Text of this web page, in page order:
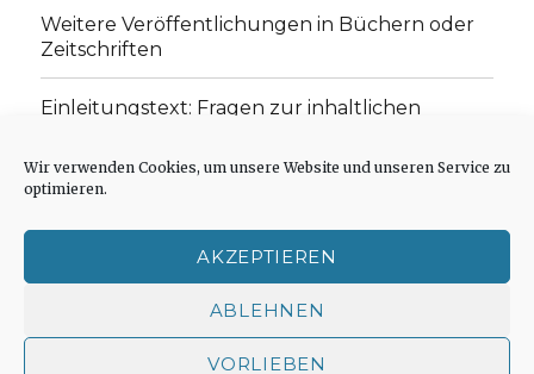
Wir verwenden Cookies, um unsere Website und unseren Service zu
optimieren.
AKZEPTIEREN
ABLEHNEN
VORLIEBEN
Weitere Veröffentlichungen in Büchern oder
Zeitschriften
Einleitungstext: Fragen zur inhaltlichen
„schwachen Glaubens“
Cookie-Richtlinie (EU)